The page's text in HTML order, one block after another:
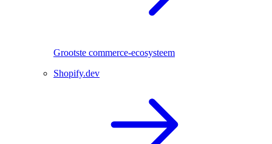
Grootste commerce-ecosysteem
Shopify.dev